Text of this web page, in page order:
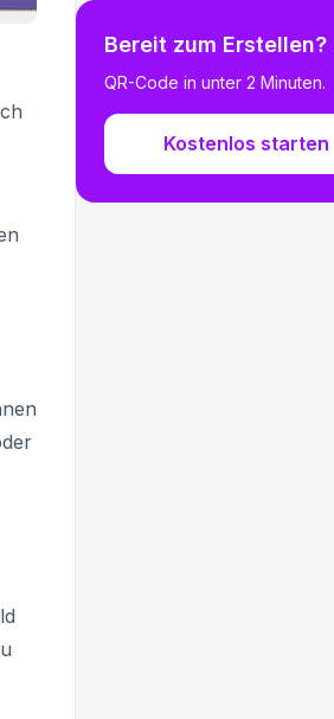
Bereit zum Erstellen?
QR-Code in unter 2 Minuten.
Kostenlos starten